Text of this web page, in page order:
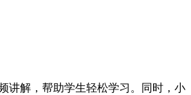
讲解，帮助学生轻松学习。同时，小